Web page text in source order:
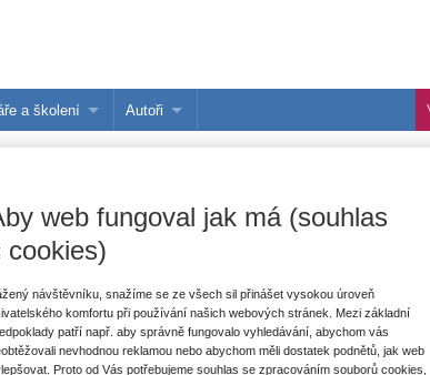
a školení Autoři
produkty Akce Novinky Připravujeme
web fungoval jak má (souhlas
cookies)
návštěvníku, snažíme se ze všech sil přinášet vysokou úroveň
komfortu při používání našich webových stránek. Mezi základní
patří např. aby správně fungovalo vyhledávání, abychom vás
nevhodnou reklamou nebo abychom měli dostatek podnětů, jak web
Proto od Vás potřebujeme souhlas se zpracováním souborů cookies,